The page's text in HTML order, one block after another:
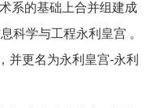
系的基础上合并组建成
科学与工程永利皇宫 。
并更名为永利皇宫-永利